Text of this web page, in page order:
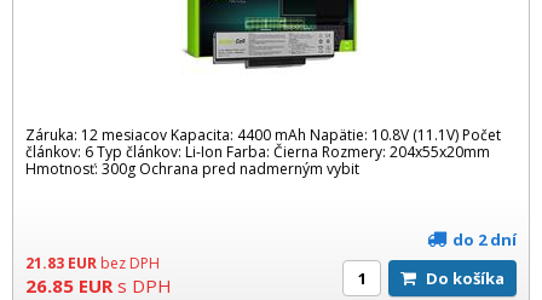
Záruka: 12 mesiacov Kapacita: 4400 mAh Napätie: 10.8V (11.1V) Počet
článkov: 6 Typ článkov: Li-Ion Farba: Čierna Rozmery: 204x55x20mm
Hmotnosť: 300g Ochrana pred nadmerným vybit
21.83 EUR bez DPH
26.85 EUR s DPH
do 2 dní
Do košíka